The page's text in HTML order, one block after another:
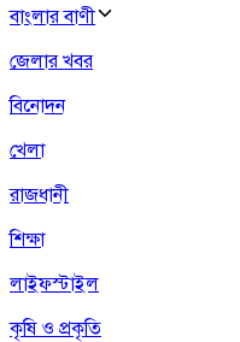
বাংলার বাণী
জেলার খবর
বিনোদন
খেলা
রাজধানী
শিক্ষা
লাইফস্টাইল
কৃষি ও প্রকৃতি